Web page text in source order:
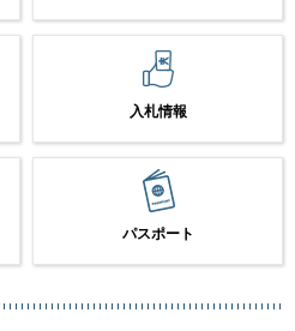
入札情報
パスポート